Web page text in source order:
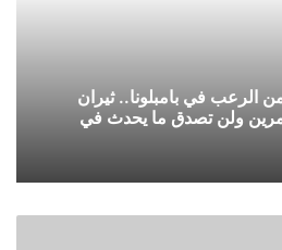
800 متر من الرعب في بامبلونا.. ثيران
ولن تصدق ما يحدث في